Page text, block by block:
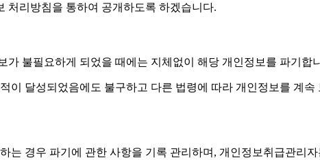
처리방침을 통하여 공개하도록 하겠습니다.
불필요하게 되었을 때에는 지체없이 해당 개인정보를 파기합
달성되었음에도 불구하고 다른 법령에 따라 개인정보를 계
는 경우 파기에 관한 사항을 기록 관리하며, 개인정보취급관리